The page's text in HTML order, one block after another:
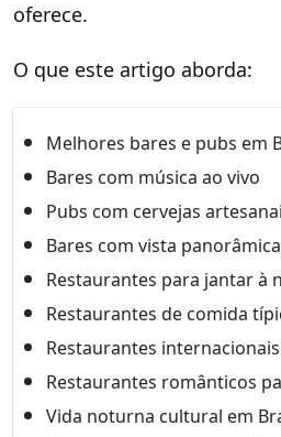
oferece.
O que este artigo aborda:
Melhores bares e pubs em
Bares com música ao vivo
Pubs com cervejas
Bares com vista panorâmica
Restaurantes para jantar à
Restaurantes de comida
Restaurantes
Restaurantes românticos
Vida noturna cultural em